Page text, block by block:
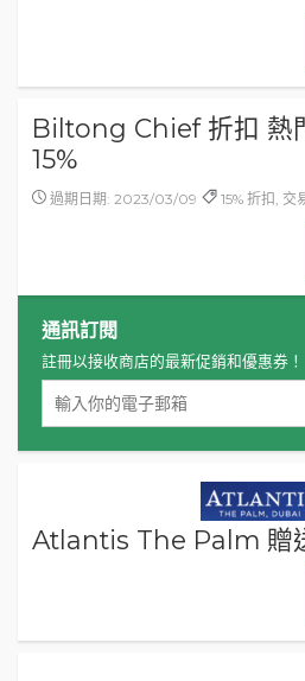
Biltong Chief 折扣 熱
15%
過期日期: 2023/03/09 15% 折扣, 交
通訊訂閱
註冊以接收商店的最新促銷和優惠券！
Atlantis The Palm 贈